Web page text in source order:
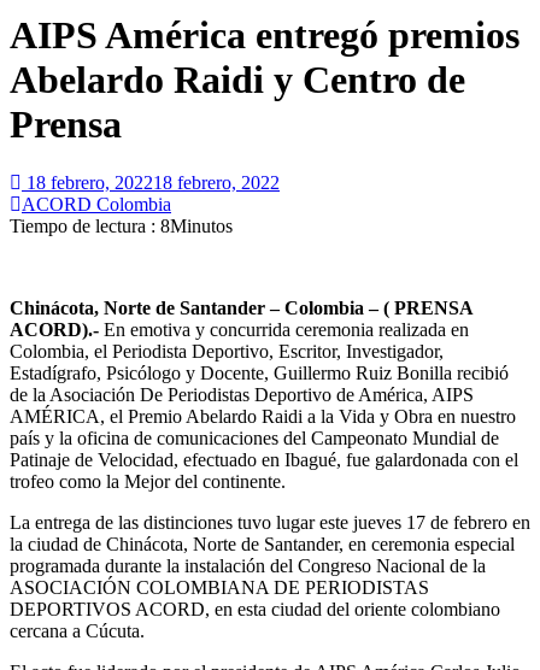
AIPS América entregó premios
Abelardo Raidi y Centro de
Prensa
18 febrero, 202218 febrero, 2022
ACORD Colombia
Tiempo de lectura : 8Minutos
Chinácota, Norte de Santander – Colombia – ( PRENSA
ACORD).- En emotiva y concurrida ceremonia realizada en
Colombia, el Periodista Deportivo, Escritor, Investigador,
Estadígrafo, Psicólogo y Docente, Guillermo Ruiz Bonilla recibió
de la Asociación De Periodistas Deportivo de América, AIPS
AMÉRICA, el Premio Abelardo Raidi a la Vida y Obra en nuestro
país y la oficina de comunicaciones del Campeonato Mundial de
Patinaje de Velocidad, efectuado en Ibagué, fue galardonada con el
trofeo como la Mejor del continente.
La entrega de las distinciones tuvo lugar este jueves 17 de febrero en
la ciudad de Chinácota, Norte de Santander, en ceremonia especial
programada durante la instalación del Congreso Nacional de la
ASOCIACIÓN COLOMBIANA DE PERIODISTAS
DEPORTIVOS ACORD, en esta ciudad del oriente colombiano
cercana a Cúcuta.